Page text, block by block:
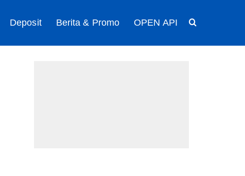
Deposit Berita & Promo OPEN API